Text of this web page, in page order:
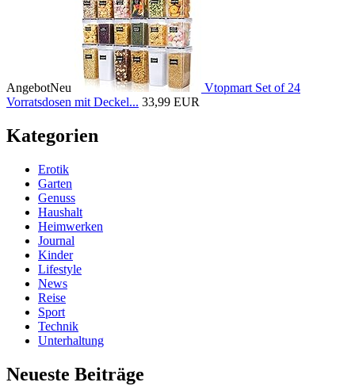
AngebotNeu
Vtopmart Set of 24
Vorratsdosen mit Deckel... 33,99 EUR
Kategorien
Erotik
Garten
Genuss
Haushalt
Heimwerken
Journal
Kinder
Lifestyle
News
Reise
Sport
Technik
Unterhaltung
Neueste Beiträge